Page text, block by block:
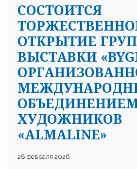
CОСТОИТСЯ
ОТКРЫТИЕ
ВЫСТАВКИ
ХУДОЖНИКОВ
«ALMALINE»
28 февраля 2026